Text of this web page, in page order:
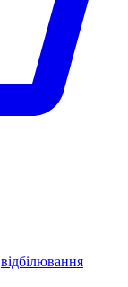
відбілювання